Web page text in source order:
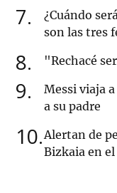
7
¿Cuándo
son las tres
8 "Rechacé
9
Messi viaja
a su padre
10 Alertan de
Bizkaia en el